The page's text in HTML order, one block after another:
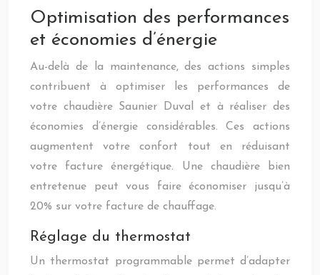
Optimisation des performances
et économies d’énergie
Au-delà de la maintenance, des actions simples
contribuent à optimiser les performances de
votre chaudière Saunier Duval et à réaliser des
économies d’énergie considérables. Ces actions
augmentent votre confort tout en réduisant
votre facture énergétique. Une chaudière bien
entretenue peut vous faire économiser jusqu’à
20% sur votre facture de chauffage.
Réglage du thermostat
Un thermostat programmable permet d’adapter